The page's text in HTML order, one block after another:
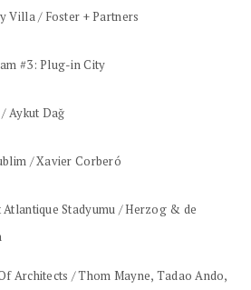
Villa / Foster + Partners
#3: Plug-in City
Aykut Dağ
/ Xavier Corberó
Atlantique Stadyumu / Herzog & de
Architects / Thom Mayne, Tadao Ando,